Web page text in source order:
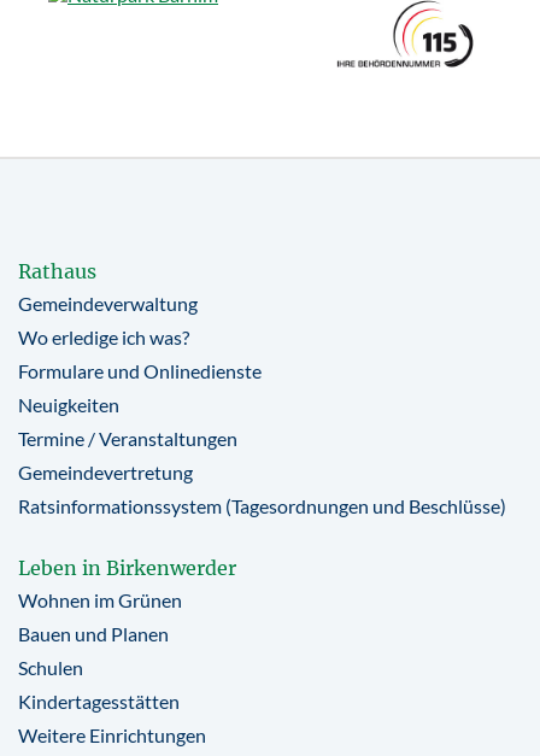
Rathaus
Gemeindeverwaltung
Wo erledige ich was?
Formulare und Onlinedienste
Neuigkeiten
Termine / Veranstaltungen
Gemeindevertretung
Ratsinformationssystem (Tagesordnungen und Beschlüsse)
Leben in Birkenwerder
Wohnen im Grünen
Bauen und Planen
Schulen
Kindertagesstätten
Weitere Einrichtungen